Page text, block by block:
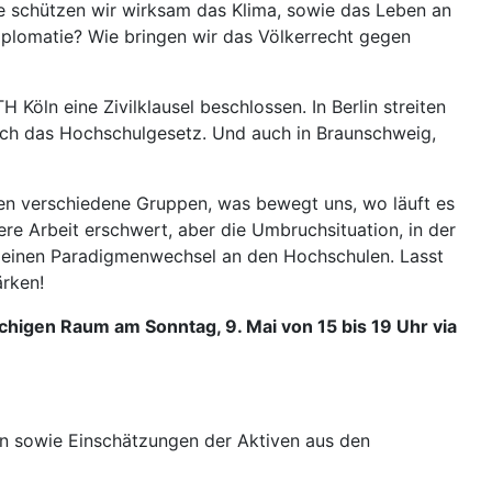
wir wirksam das Klima, sowie das Leben an
Wie bringen wir das Völkerrecht gegen
Köln eine Zivilklausel beschlossen. In Berlin streiten
das Hochschulgesetz. Und auch in Braunschweig,
verschiedene Gruppen, was bewegt uns, wo läuft es
Arbeit erschwert, aber die Umbruchsituation, in der
Paradigmenwechsel an den Hochschulen. Lasst
Raum am Sonntag, 9. Mai von 15 bis 19 Uhr via
sowie Einschätzungen der Aktiven aus den